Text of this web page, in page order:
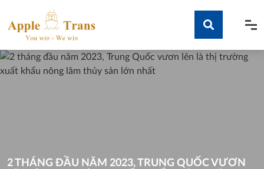
content
Tìm kiếm
2 THÁNG ĐẦU NĂM 2023, TRUNG QUỐC VƯƠN